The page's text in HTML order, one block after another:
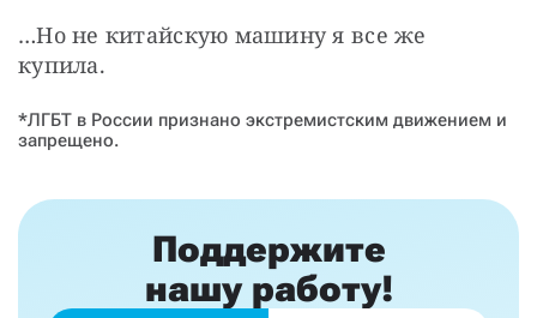
…Но не китайскую машину я все же
купила.
*ЛГБТ в России признано экстремистским движением и
запрещено.
Поддержите
нашу работу!